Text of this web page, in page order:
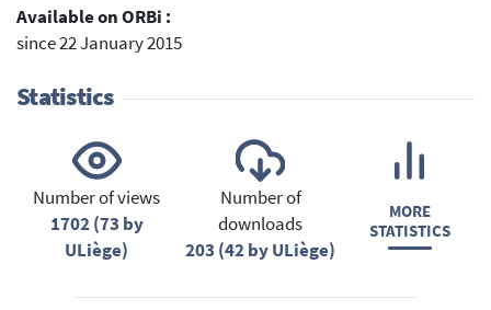
Available on ORBi :
since 22 January 2015
Statistics
Number of views
1702 (73 by
ULiège)
Number of
downloads
203 (42 by ULiège)
MORE
STATISTICS